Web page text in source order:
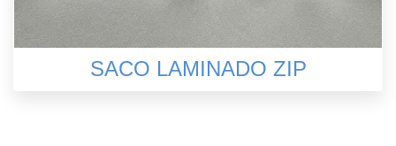
SACO LAMINADO ZIP